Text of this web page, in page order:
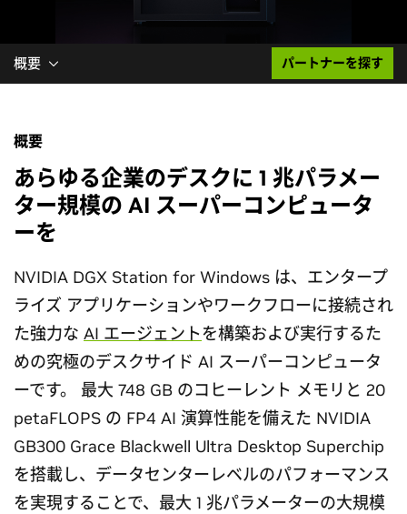
概要 パートナーを探す
概要
あらゆる企業のデスクに 1 兆パラメー
ター規模の AI スーパーコンピュータ
ーを
NVIDIA DGX Station for Windows は、エンタープ
ライズ アプリケーションやワークフローに接続され
た強力な AI エージェントを構築および実行するた
めの究極のデスクサイド AI スーパーコンピュータ
ーです。 最大 748 GB のコヒーレント メモリと 20
petaFLOPS の FP4 AI 演算性能を備えた NVIDIA
GB300 Grace Blackwell Ultra Desktop Superchip
を搭載し、データセンターレベルのパフォーマンス
を実現することで、最大 1 兆パラメーターの大規模